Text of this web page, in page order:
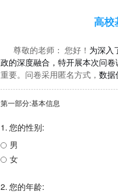
高校
尊敬的老师： 您好！ 为深入
政的深度融合，特开展本次问卷
重要。问卷采用匿名方式， 数据
第一部分:基本信息
1. 您的性别:
男
女
2. 您的年龄: